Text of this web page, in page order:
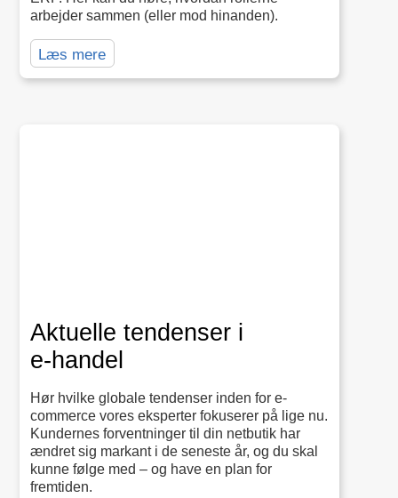
arbejder sammen (eller mod hinanden).
Læs mere
Aktuelle tendenser i
e‑handel
Hør hvilke globale tendenser inden for e-
commerce vores eksperter fokuserer på lige nu.
Kundernes forventninger til din netbutik har
ændret sig markant i de seneste år, og du skal
kunne følge med – og have en plan for
fremtiden.